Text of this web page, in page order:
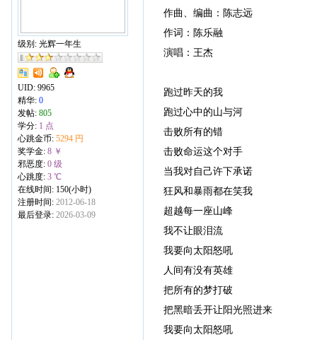
级别: 光辉一年生
UID: 9965
精华: 0
发帖: 805
学分: 1 点
心跳金币: 5294 円
奖学金: 8 ￥
邪恶度: 0 级
心跳度: 3 ℃
在线时间: 150(小时)
注册时间: 2012-06-18
最后登录: 2026-03-09
作曲、编曲：陈志远
作词：陈乐融
演唱：王杰
跑过昨天的我
跑过心中的山与河
击败所有的错
击败命运这个对手
当我对自己许下承诺
狂风和暴雨都在笑我
超越每一座山峰
我不让眼泪流
我要向太阳怒吼
人间有没有英雄
把所有的梦打破
把黑暗丢开让阳光照进来
我要向太阳怒吼